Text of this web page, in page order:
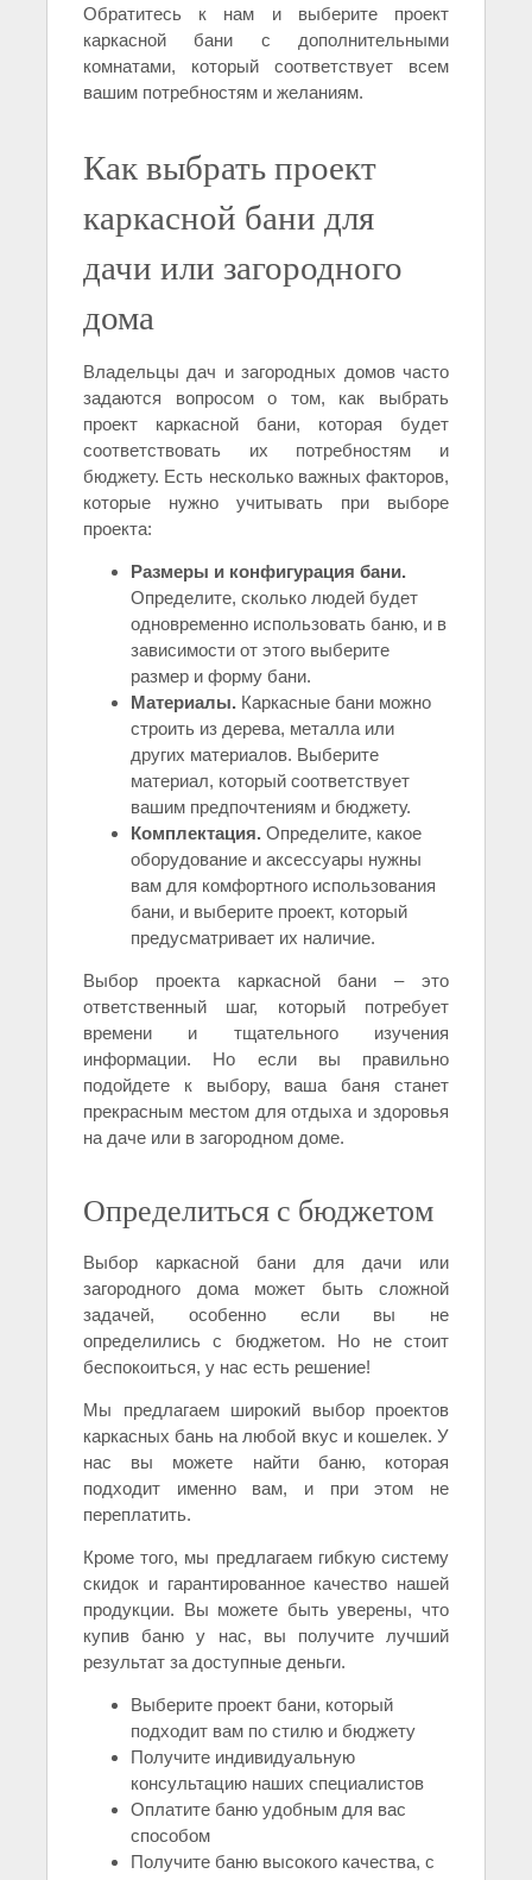
Обратитесь к нам и выберите проект
каркасной бани с дополнительными
комнатами, который соответствует всем
вашим потребностям и желаниям.
Как выбрать проект
каркасной бани для
дачи или загородного
дома
Владельцы дач и загородных домов часто
задаются вопросом о том, как выбрать
проект каркасной бани, которая будет
соответствовать их потребностям и
бюджету. Есть несколько важных факторов,
которые нужно учитывать при выборе
проекта:
Размеры и конфигурация бани.
Определите, сколько людей будет
одновременно использовать баню, и в
зависимости от этого выберите
размер и форму бани.
Материалы. Каркасные бани можно
строить из дерева, металла или
других материалов. Выберите
материал, который соответствует
вашим предпочтениям и бюджету.
Комплектация. Определите, какое
оборудование и аксессуары нужны
вам для комфортного использования
бани, и выберите проект, который
предусматривает их наличие.
Выбор проекта каркасной бани – это
ответственный шаг, который потребует
времени и тщательного изучения
информации. Но если вы правильно
подойдете к выбору, ваша баня станет
прекрасным местом для отдыха и здоровья
на даче или в загородном доме.
Определиться с бюджетом
Выбор каркасной бани для дачи или
загородного дома может быть сложной
задачей, особенно если вы не
определились с бюджетом. Но не стоит
беспокоиться, у нас есть решение!
Мы предлагаем широкий выбор проектов
каркасных бань на любой вкус и кошелек. У
нас вы можете найти баню, которая
подходит именно вам, и при этом не
переплатить.
Кроме того, мы предлагаем гибкую систему
скидок и гарантированное качество нашей
продукции. Вы можете быть уверены, что
купив баню у нас, вы получите лучший
результат за доступные деньги.
Выберите проект бани, который
подходит вам по стилю и бюджету
Получите индивидуальную
консультацию наших специалистов
Оплатите баню удобным для вас
способом
Получите баню высокого качества, с